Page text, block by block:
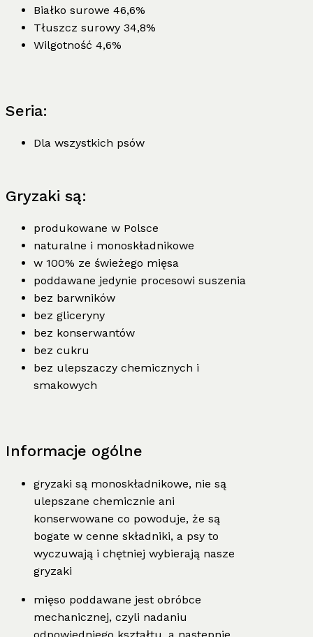
Białko surowe 46,6%
Tłuszcz surowy 34,8%
Wilgotność 4,6%
Seria:
Dla wszystkich psów
Gryzaki są:
produkowane w Polsce
naturalne i monoskładnikowe
w 100% ze świeżego mięsa
poddawane jedynie procesowi suszenia
bez barwników
bez gliceryny
bez konserwantów
bez cukru
bez ulepszaczy chemicznych i
smakowych
Informacje ogólne
gryzaki są monoskładnikowe, nie są
ulepszane chemicznie ani
konserwowane co powoduje, że są
bogate w cenne składniki, a psy to
wyczuwają i chętniej wybierają nasze
gryzaki
mięso poddawane jest obróbce
mechanicznej, czyli nadaniu
odpowiedniego kształtu, a nastepnie